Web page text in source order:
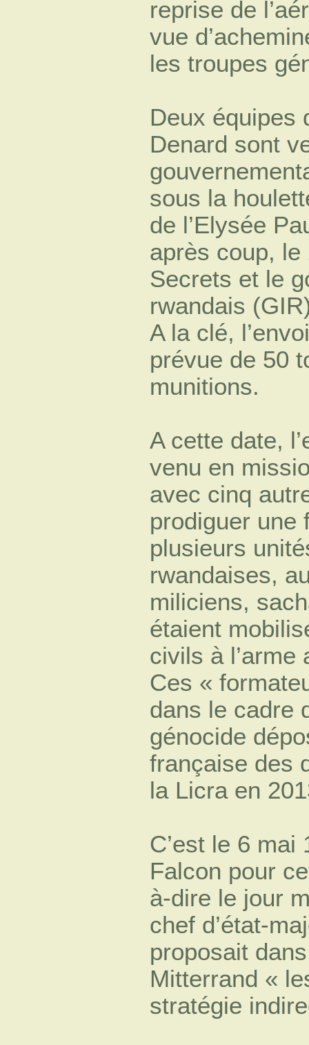
reprise de
vue
les troupes
Deux équipes
Denard sont
sous la
de l’Elysée
après coup,
Secrets et le
rwandais
A la clé,
prévue de 50
munitions.
A cette date,
venu en
avec cinq
prodiguer une
plusieurs
rwandaises,
miliciens,
étaient
civils à
Ces «
dans le cadre
génocide
française des
la Licra en
C’est le 6
Falcon pour
à-dire le jour
chef d’état-
proposait
Mitterrand «
stratégie